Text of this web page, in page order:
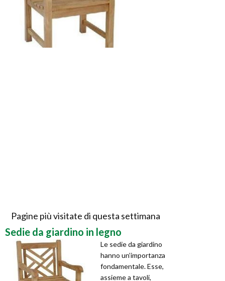
Pagine più visitate di questa settimana
Sedie da giardino in legno
Le sedie da giardino
hanno un’importanza
fondamentale. Esse,
assieme a tavoli,